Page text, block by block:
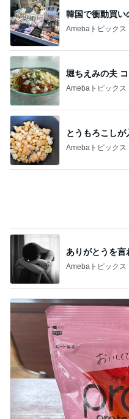
設置不可が発覚
Amebaトピックス
クロ 彼氏のた
Amebaトピックス
8月までに決まる結婚に関する話
Amebaトピックス
記
秋野暢子 好きに
Amebaトピックス
丸亀のうどん